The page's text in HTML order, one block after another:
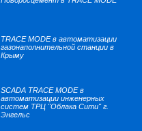
TRACE MODE в автоматизации
газонаполнительной станции в
Крыму
SCADA TRACE MODE в
автоматизации инженерных
систем ТРЦ "Облака Сити" г.
Энгельс